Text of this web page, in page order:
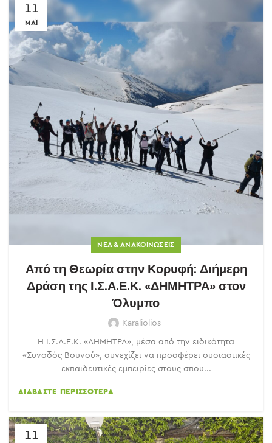
11
ΜΆΙ
ΝΈΑ & ΑΝΑΚΟΙΝΏΣΕΙΣ
Από τη Θεωρία στην Κορυφή: Διήμερη
Δράση της Ι.Σ.Α.Ε.Κ. «ΔΗΜΗΤΡΑ» στον
Όλυμπο
Karaliolios
Η Ι.Σ.Α.Ε.Κ. «ΔΗΜΗΤΡΑ», μέσα από την ειδικότητα
«Συνοδός Βουνού», συνεχίζει να προσφέρει ουσιαστικές
εκπαιδευτικές εμπειρίες στους σπου...
ΔΙΑΒΆΣΤΕ ΠΕΡΙΣΣΌΤΕΡΑ
11